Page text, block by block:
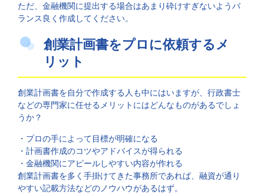
ただ、金融機関に提出する場合はあまり砕けすぎないようバ
ランス良く作成してください。
創業計画書をプロに依頼するメ
リット
創業計画書を自分で作成する人も中にはいますが、行政書士
などの専門家に任せるメリットにはどんなものがあるでしょ
うか？
・プロの手によって目標が明確になる
・計画書作成のコツやアドバイスが得られる
・金融機関にアピールしやすい内容が作れる
創業計画書を多く手掛けてきた事務所であれば、融資が通り
やすい記載方法などのノウハウがあるはず。